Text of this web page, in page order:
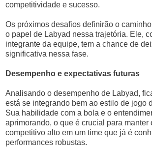
competitividade e sucesso.
Os próximos desafios definirão o
o papel de Labyad nessa trajetória. Ele,
integrante da equipe, tem a chance de
significativa nessa fase.
Desempenho e expectativas futuras
Analisando o desempenho de Labyad,
está se integrando bem ao estilo de jogo
Sua habilidade com a bola e o
aprimorando, o que é crucial para manter
competitivo alto em um time que já é
performances robustas.